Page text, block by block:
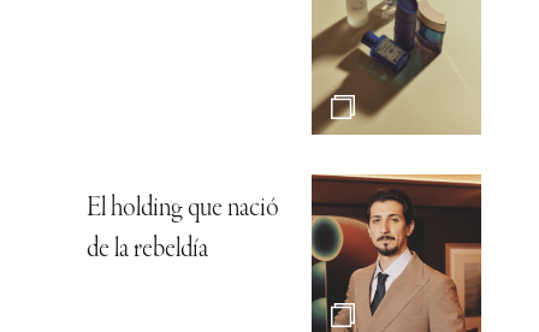
El holding que nació
de la rebeldía